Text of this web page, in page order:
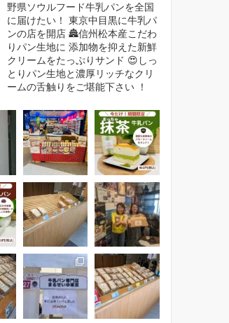
野県ソウルフード牛乳パンを全国
に届けたい！ 東京中目黒に牛乳パ
ンの店を開店 🏯信州松本産こだわ
りパン生地に 添加物を抑えた新鮮
クリームをたっぷりサンド 😍しっ
とりパン生地と濃厚リッチなクリ
ームの舌触りをご堪能下さい ！